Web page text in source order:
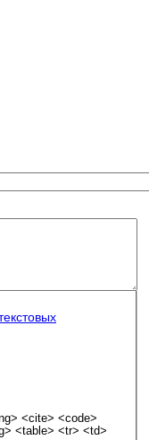
<cite> <code>
<table> <tr> <td>